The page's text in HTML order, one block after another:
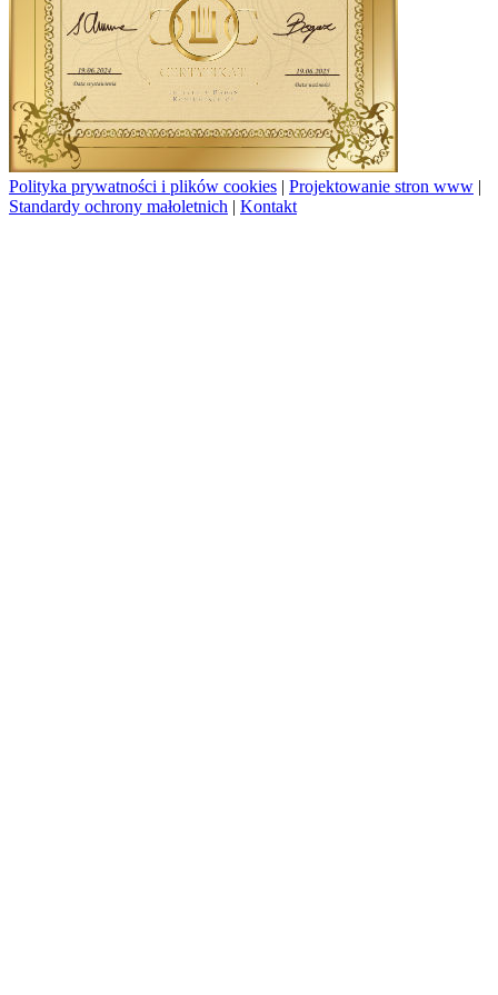
Polityka prywatności i plików cookies | Projektowanie stron www |
Standardy ochrony małoletnich | Kontakt